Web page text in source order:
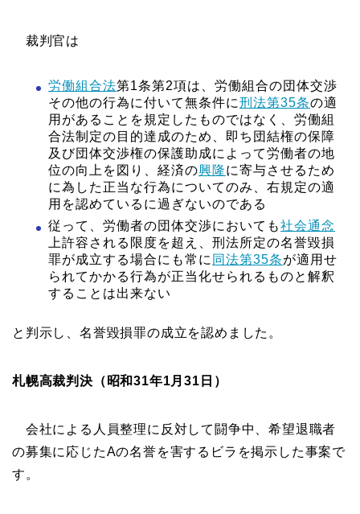
裁判官は
労働組合法第1条第2項は、労働組合の団体交渉
その他の行為に付いて無条件に刑法第35条の適
用があることを規定したものではなく、労働組
合法制定の目的達成のため、即ち団結権の保障
及び団体交渉権の保護助成によって労働者の地
位の向上を図り、経済の興隆に寄与させるため
に為した正当な行為についてのみ、右規定の適
用を認めているに過ぎないのである
従って、労働者の団体交渉においても社会通念
上許容される限度を超え、刑法所定の名誉毀損
罪が成立する場合にも常に 同法第35条が適用せ
られてかかる行為が正当化せられるものと解釈
することは出来ない
と判示し、名誉毀損罪の成立を認めました。
札幌高裁判決（昭和31年1月31日）
会社による人員整理に反対して闘争中、希望退職者
の募集に応じたAの名誉を害するビラを掲示した事案で
す。